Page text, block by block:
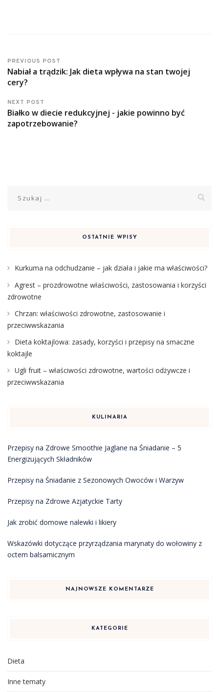
PREVIOUS POST
Nabiał a trądzik: Jak dieta wpływa na stan twojej
cery?
NEXT POST
Białko w diecie redukcyjnej - jakie powinno być
zapotrzebowanie?
OSTATNIE WPISY
Kurkuma na odchudzanie – jak działa i jakie ma właściwości?
Agrest – prozdrowotne właściwości, zastosowania i korzyści
zdrowotne
Chrzan: właściwości zdrowotne, zastosowanie i
przeciwwskazania
Dieta koktajlowa: zasady, korzyści i przepisy na smaczne
koktajle
Ugli fruit – właściwości zdrowotne, wartości odżywcze i
przeciwwskazania
KULINARIA
Przepisy na Zdrowe Smoothie Jaglane na Śniadanie – 5
Energizujących Składników
Przepisy na Śniadanie z Sezonowych Owoców i Warzyw
Przepisy na Zdrowe Azjatyckie Tarty
Jak zrobić domowe nalewki i likiery
Wskazówki dotyczące przyrządzania marynaty do wołowiny z
octem balsamicznym
NAJNOWSZE KOMENTARZE
KATEGORIE
Dieta
Inne tematy